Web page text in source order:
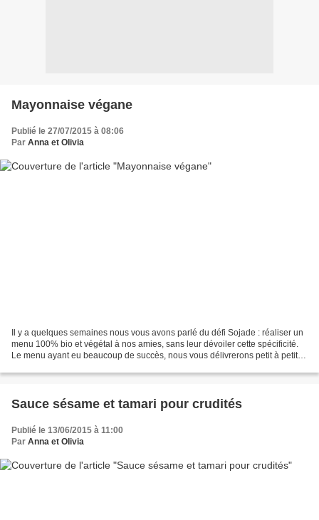
Mayonnaise végane
Publié le 27/07/2015 à 08:06
Par Anna et Olivia
Il y a quelques semaines nous vous avons parlé du défi Sojade : réaliser un
menu 100% bio et végétal à nos amies, sans leur dévoiler cette spécificité.
Le menu ayant eu beaucoup de succès, nous vous délivrerons petit à petit
Sauce sésame et tamari pour crudités
Publié le 13/06/2015 à 11:00
Par Anna et Olivia